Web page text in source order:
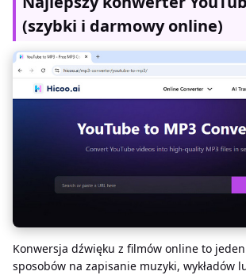
(szybki i darmowy online)
Konwersja dźwięku z filmów online to
sposobów na zapisanie muzyki, wykładów